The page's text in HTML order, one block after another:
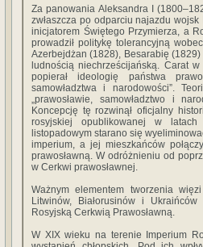
Za panowania Aleksandra I
zwłaszcza po odparciu najazdu
inicjatorem Świętego Przymierza, a
prowadził politykę tolerancyjną
Azerbejdżan (1828), Besarabię
ludnością niechrześcijańską. Carat
popierał ideologię państwa
samowładztwa i narodowości”.
„prawosławie, samowładztwo i
Koncepcję tę rozwinął oficjalny
rosyjskiej opublikowanej w
listopadowym starano się
imperium, a jej mieszkańców
prawosławną. W odróżnieniu od
w Cerkwi prawosławnej.
Ważnym elementem tworzenia
Litwinów, Białorusinów i
Rosyjską Cerkwią Prawosławną.
W XIX wieku na terenie Imperium